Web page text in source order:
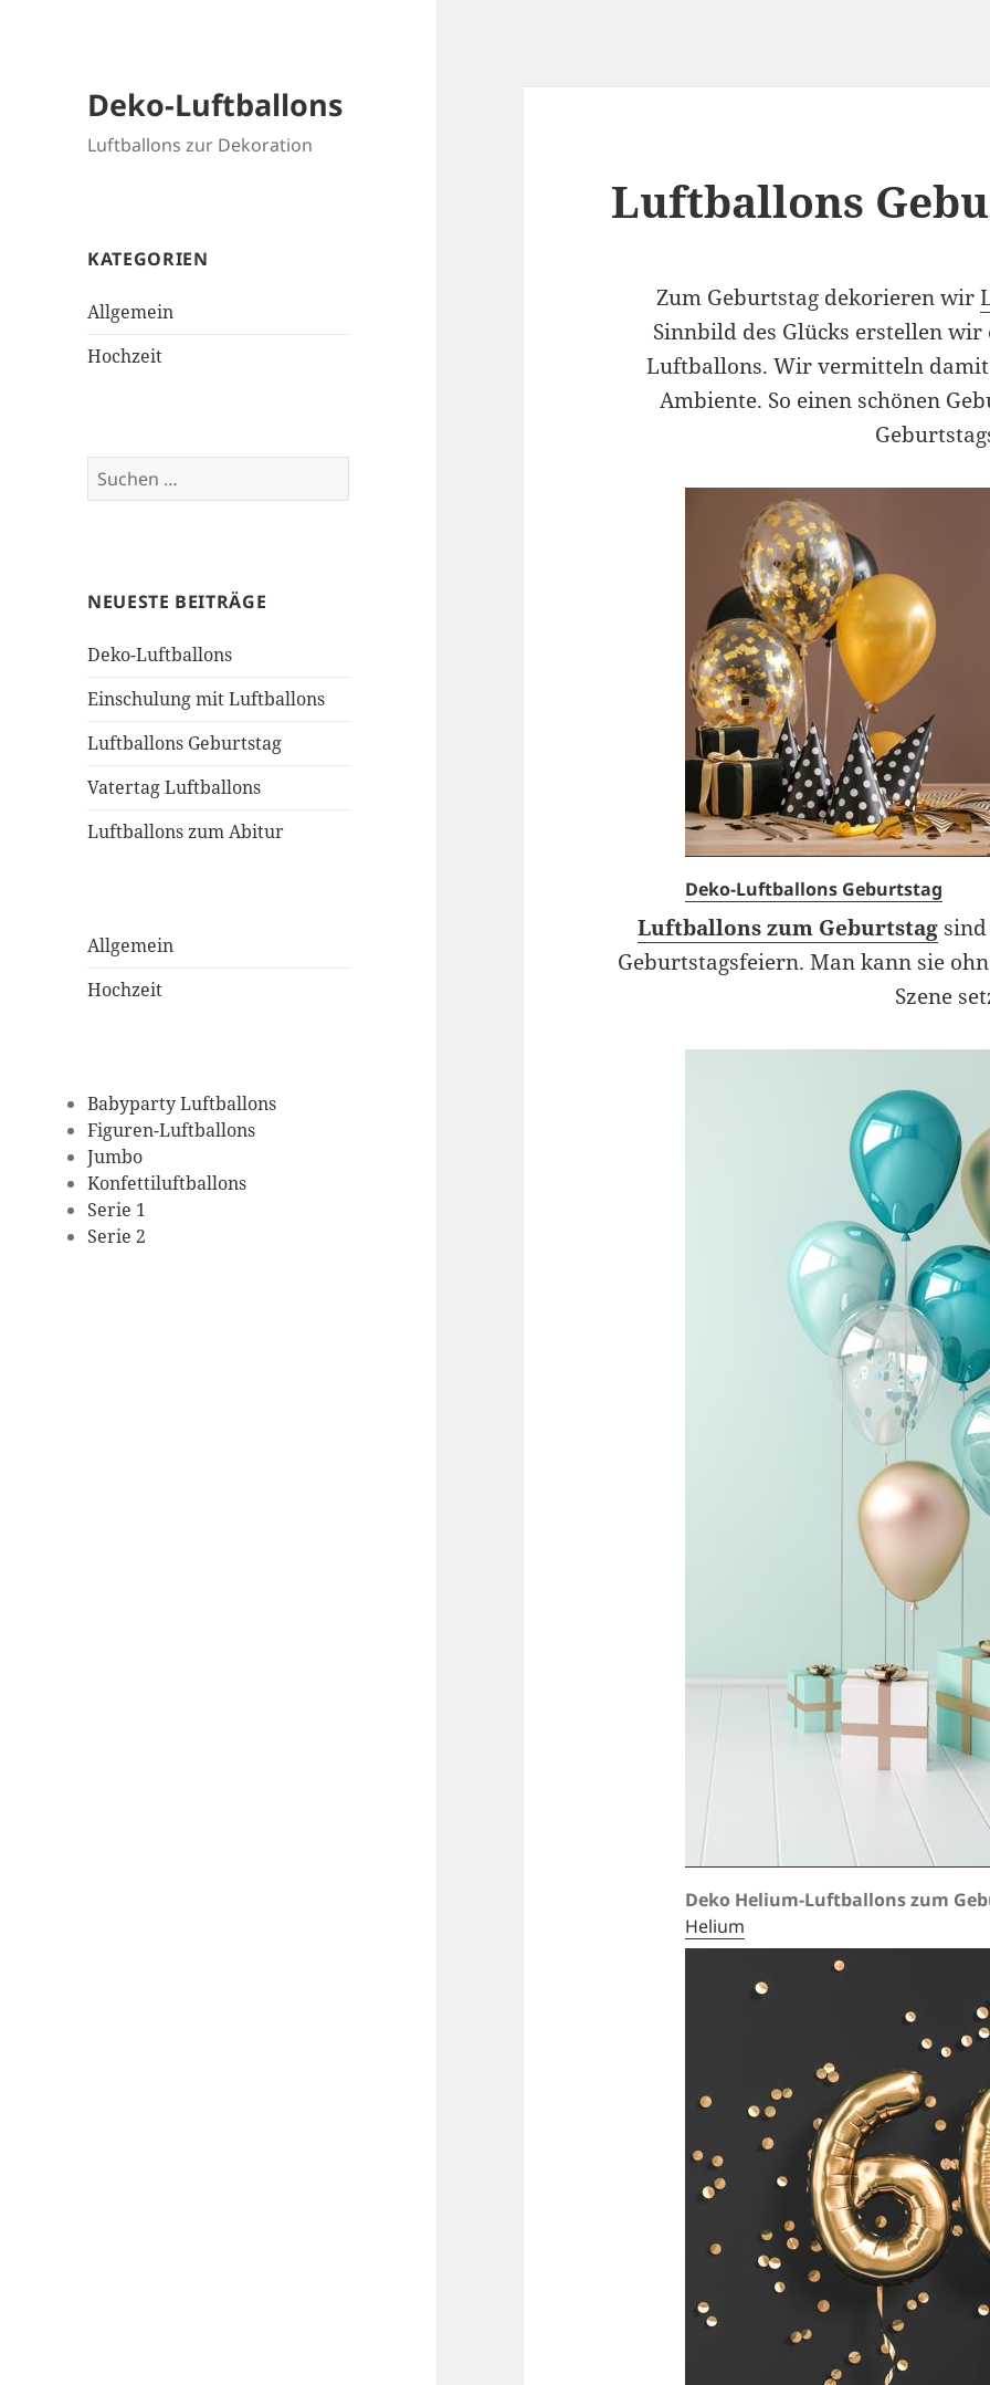
Deko-Luftballons
Luftballons zur Dekoration
KATEGORIEN
Allgemein
Hochzeit
Suchen
nach:
NEUESTE BEITRÄGE
Deko-Luftballons
Einschulung mit Luftballons
Luftballons Geburtstag
Vatertag Luftballons
Luftballons zum Abitur
Allgemein
Hochzeit
Babyparty Luftballons
Figuren-Luftballons
Jumbo
Konfettiluftballons
Serie 1
Serie 2
Luftballons
Zum Geburtstag dekorieren wir
Sinnbild des Glücks erstellen wir
Luftballons. Wir vermitteln
Ambiente. So einen schönen
Deko-Luftballons Geburtstag
Luftballons zum Geburtstagsind
Geburtstagsfeiern. Man kann sie
Szene
Deko Helium-Luftballons zum
Helium